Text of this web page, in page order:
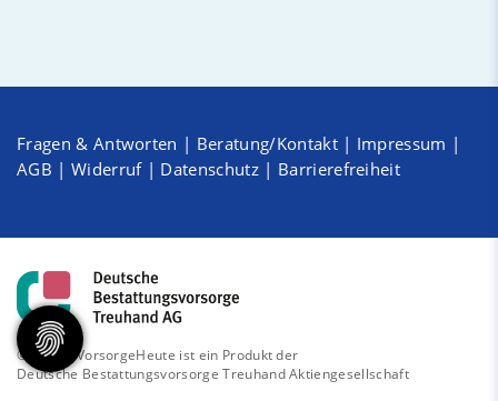
Fragen & Antworten | Beratung/Kontakt| Impressum |
AGB | Widerruf| Datenschutz | Barrierefreiheit
© 2026 - VorsorgeHeute ist ein Produkt der
Deutsche Bestattungsvorsorge Treuhand Aktiengesellschaft